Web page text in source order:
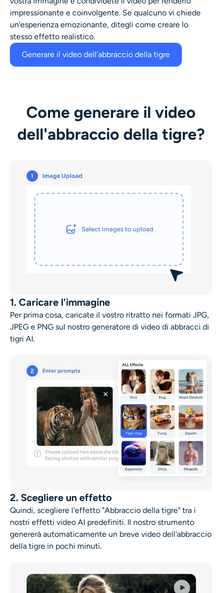
impressionante e coinvolgente. Se qualcuno vi chiede
un'esperienza emozionante, ditegli come creare lo
stesso effetto realistico.
Generare il video dell'abbraccio della tigre
Come generare il video
dell'abbraccio della tigre?
1. Caricare l'immagine
Per prima cosa, caricate il vostro ritratto nei formati JPG,
JPEG e PNG sul nostro generatore di video di abbracci di
tigri AI.
2. Scegliere un effetto
Quindi, scegliere l'effetto "Abbraccio della tigre" tra i
nostri effetti video AI predefiniti. Il nostro strumento
genererà automaticamente un breve video dell'abbraccio
della tigre in pochi minuti.